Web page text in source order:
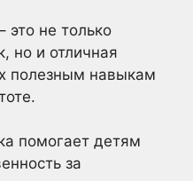
это не только
но и отличная
полезным навыкам
помогает детям
за